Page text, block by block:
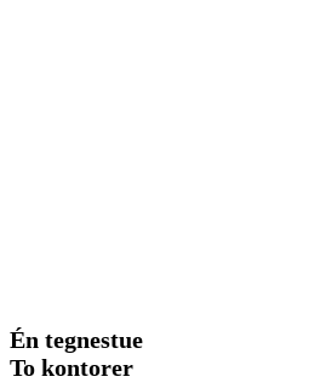
Én tegnestue
To kontorer